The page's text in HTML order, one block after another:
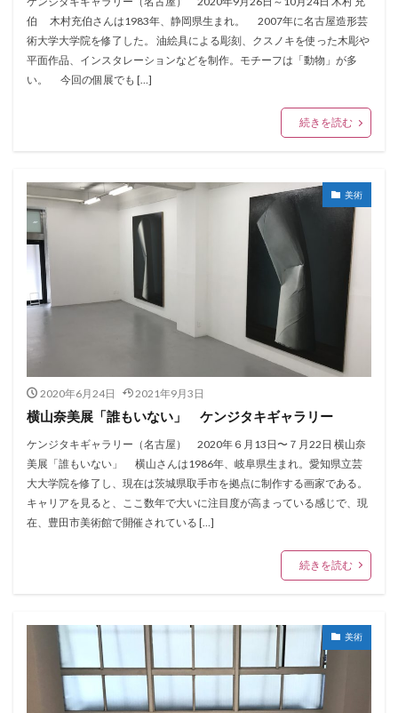
伯 木村充伯さんは1983年、静岡県生まれ。 2007年に名古屋造形芸
術大学大学院を修了した。 油絵具による彫刻、クスノキを使った木彫や
平面作品、インスタレーションなどを制作。モチーフは「動物」が多
い。 今回の個展でも […]
続きを読む
美術
2020年6月24日 2021年9月3日
横山奈美展「誰もいない」 ケンジタキギャラリー
ケンジタキギャラリー（名古屋） 2020年６月13日〜７月22日 横山奈
美展「誰もいない」 横山さんは1986年、岐阜県生まれ。愛知県立芸
大大学院を修了し、現在は茨城県取手市を拠点に制作する画家である。
キャリアを見ると、ここ数年で大いに注目度が高まっている感じで、現
在、豊田市美術館で開催されている […]
続きを読む
美術